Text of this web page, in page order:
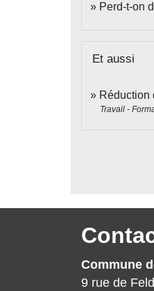
Perd-t-on
Et aussi
Réduction
Travail -
Commune
9 rue de